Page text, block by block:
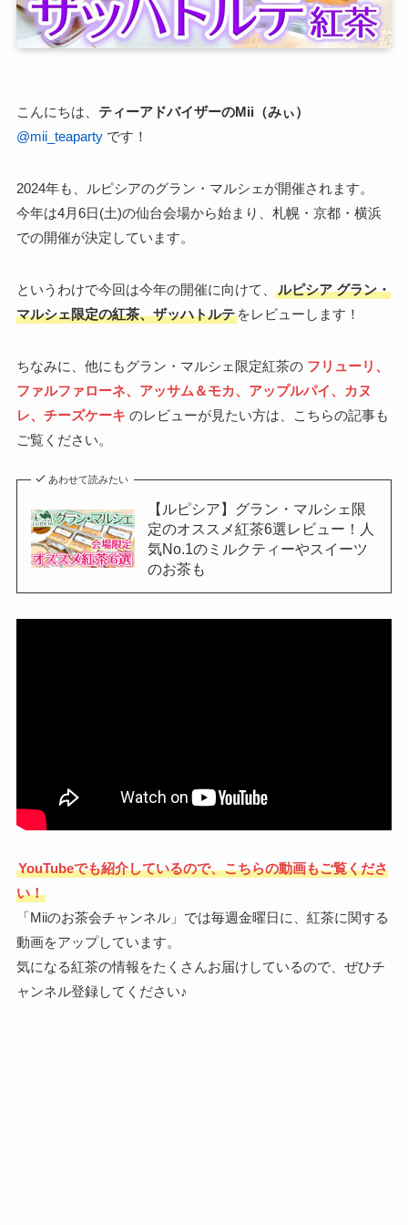
こんにちは、 ティーアドバイザーのMii（みぃ）
@mii_teapartyです！
2024年も、ルピシアのグラン・マルシェが開催されます。
今年は4月6日(土)の仙台会場から始まり、札幌・京都・横浜
での開催が決定しています。
というわけで今回は今年の開催に向けて、
ルピシア グラン・
マルシェ限定の紅茶、ザッハトルテをレビューします！
ちなみに、他にもグラン・マルシェ限定紅茶の フリューリ、
ファルファローネ、アッサム＆モカ、アップルパイ、カヌ
レ、チーズケーキ のレビューが見たい方は、こちらの記事も
ご覧ください。
あわせて読みたい
【ルピシア】グラン・マルシェ限
定のオススメ紅茶6選レビュー！人
気No.1のミルクティーやスイーツ
のお茶も
YouTubeでも紹介しているので、こちらの動画もご覧くださ
い！
「Miiのお茶会チャンネル」では毎週金曜日に、紅茶に関する
動画をアップしています。
気になる紅茶の情報をたくさんお届けしているので、ぜひチ
ャンネル登録してください♪